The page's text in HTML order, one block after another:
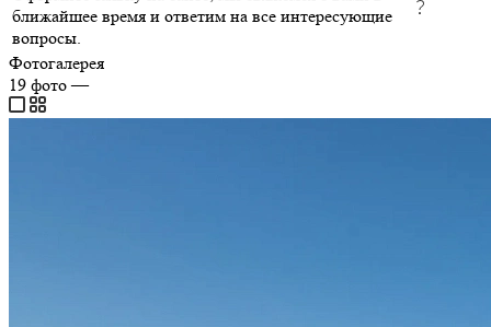
ближайшее время и ответим на все интересующие
вопросы.
Фотогалерея
19 фото—